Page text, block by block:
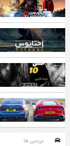
بررسی ها